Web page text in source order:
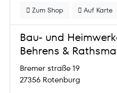
Zum Shop Auf Karte
Bau- und
Behrens &
Bremer straße 19
27356 Rotenburg